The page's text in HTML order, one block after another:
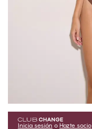
Inicia sesión o Hazte socio